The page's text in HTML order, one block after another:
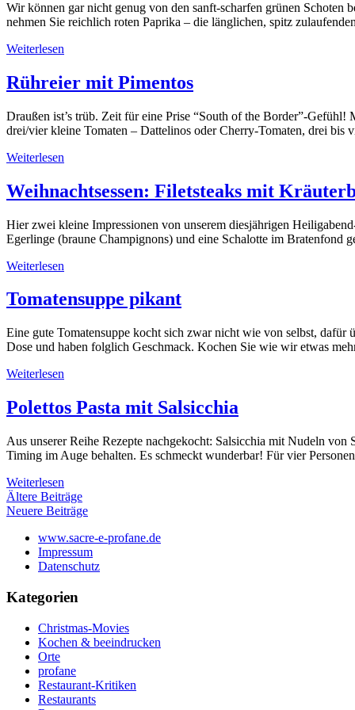
Wir können gar nicht genug von den sanft-scharfen grünen Schoten
nehmen Sie reichlich roten Paprika – die länglichen, spitz
Weiterlesen
Rühreier mit Pimentos
Draußen ist’s trüb. Zeit für eine Prise “South of the Border”-
drei/vier kleine Tomaten – Dattelinos oder Cherry-Tomaten, drei
Weiterlesen
Weihnachtsessen: Filetsteaks mit
Hier zwei kleine Impressionen von unserem diesjährigen
Egerlinge (braune Champignons) und eine Schalotte im
Weiterlesen
Tomatensuppe pikant
Eine gute Tomatensuppe kocht sich zwar nicht wie von selbst,
Dose und haben folglich Geschmack. Kochen Sie wie wir etwas
Weiterlesen
Polettos Pasta mit Salsicchia
Aus unserer Reihe Rezepte nachgekocht: Salsicchia mit Nudeln
Timing im Auge behalten. Es schmeckt wunderbar! Für vier
Weiterlesen
Beitragsnavigation
Ältere Beiträge
Neuere Beiträge
www.sacre-e-profane.de
Impressum
Datenschutz
Kategorien
Christmas-Movies
Kochen & beeindrucken
Orte
profane
Restaurant-Kritiken
Restaurants